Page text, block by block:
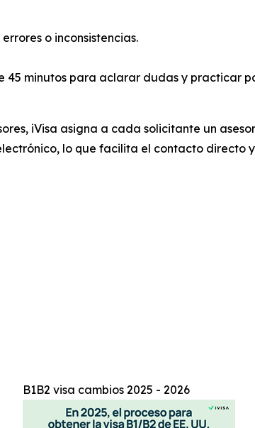
o inconsistencias.
minutos para aclarar dudas y practicar
iVisa asigna a cada solicitante un
lo que facilita el contacto directo
B1B2 visa cambios 2025 - 2026